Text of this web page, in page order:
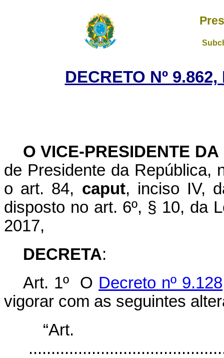
DECRETO Nº
O VICE-PRESIDENTE
de Presidente da República,
o art. 84, caput, inciso IV,
disposto no art. 6º, § 10, da
2017,
DECRETA:
Art. 1º O Decreto nº
vigorar com as seguintes